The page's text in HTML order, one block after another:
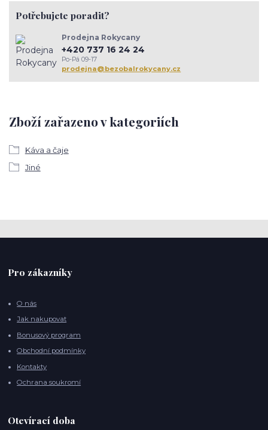
Zboží zařazeno v kategoriích
Káva a čaje
Jiné
Potřebujete poradit?
Prodejna Rokycany
+420 737 16 24 24
Po-Pá 09-17
prodejna@bezobalrokycany.cz
Pro zákazníky
O nás
Jak nakupovat
Bonusový program
Obchodní podmínky
Kontakty
Ochrana soukromí
Otevírací doba